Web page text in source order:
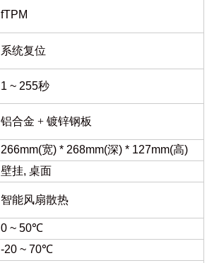
fTPM
系统复位
1 ~ 255秒
铝合金 + 镀锌钢板
266mm(宽) * 268mm(深) * 127mm(高)
壁挂, 桌面
智能风扇散热
0 ~ 50℃
-20 ~ 70℃